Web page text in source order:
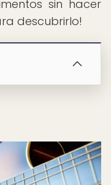
sin hacer
descubrirlo!